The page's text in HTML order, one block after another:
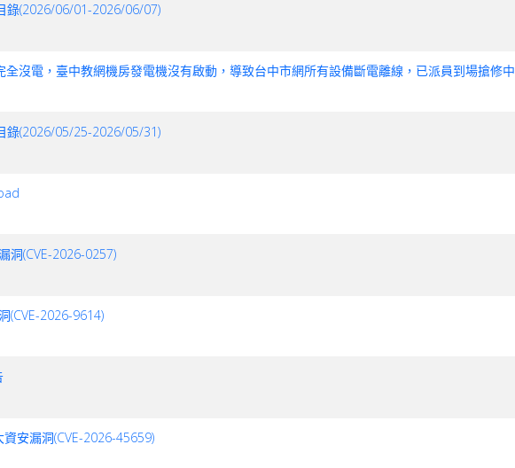
錄(2026/06/01-2026/06/07)
沒電，臺中教網機房發電機沒有啟動，導致台中市網所有設備斷電離線，已派員到場搶修中
錄(2026/05/25-2026/05/31)
洞(CVE-2026-0257)
(CVE-2026-9614)
安漏洞(CVE-2026-45659)